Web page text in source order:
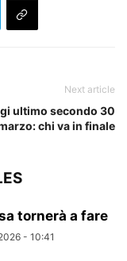
Next article
ultimo secondo 30
chi va in finale
tornerà a fare
- 10:41